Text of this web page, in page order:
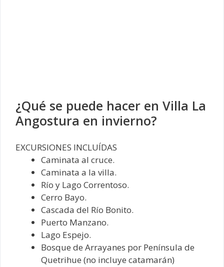
¿Qué se puede hacer en Villa La
Angostura en invierno?
EXCURSIONES INCLUÍDAS
Caminata al cruce.
Caminata a la villa.
Río y Lago Correntoso.
Cerro Bayo.
Cascada del Río Bonito.
Puerto Manzano.
Lago Espejo.
Bosque de Arrayanes por Península de
Quetrihue (no incluye catamarán)